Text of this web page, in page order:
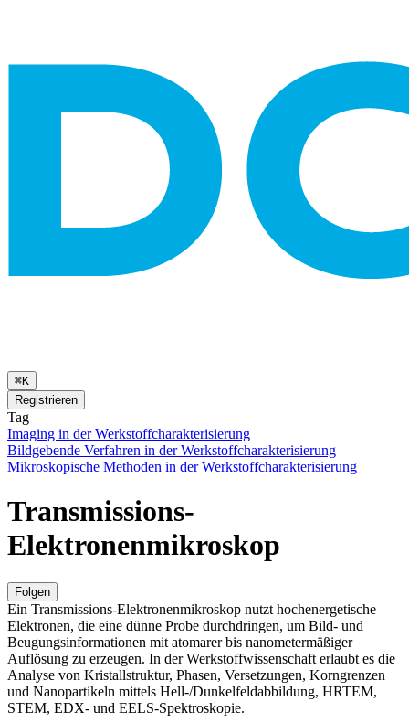
⌘K
Registrieren
Tag
Imaging in der Werkstoffcharakterisierung
Bildgebende Verfahren in der Werkstoffcharakterisierung
Mikroskopische Methoden in der Werkstoffcharakterisierung
Transmissions-
Elektronenmikroskop
Folgen
Ein Transmissions-Elektronenmikroskop nutzt hochenergetische
Elektronen, die eine dünne Probe durchdringen, um Bild- und
Beugungsinformationen mit atomarer bis nanometermäßiger
Auflösung zu erzeugen. In der Werkstoffwissenschaft erlaubt es die
Analyse von Kristallstruktur, Phasen, Versetzungen, Korngrenzen
und Nanopartikeln mittels Hell-/Dunkelfeldabbildung, HRTEM,
STEM, EDX- und EELS-Spektroskopie.